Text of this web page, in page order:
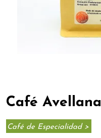
Café Avellana
Café de Especialidad >